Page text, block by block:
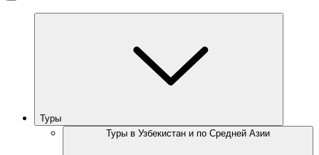
Туры
Туры в Узбекистан и по Средней Азии